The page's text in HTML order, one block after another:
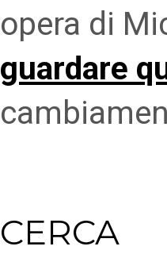
opera di
guardare
CERCA